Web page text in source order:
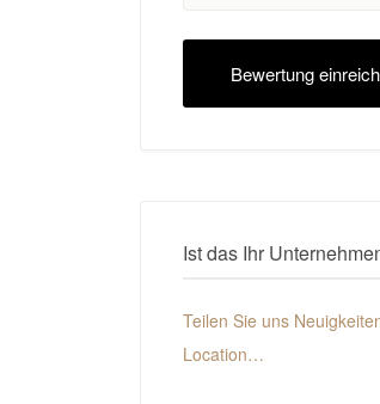
Ist das Ihr
Teilen Sie uns
Location…